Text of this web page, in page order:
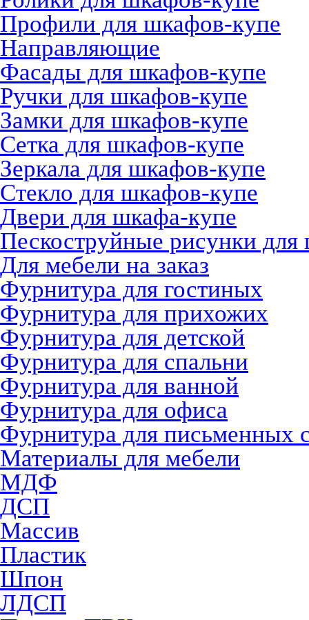
Профили для шкафов-купе
Направляющие
Фасады для шкафов-купе
Ручки для шкафов-купе
Замки для шкафов-купе
Сетка для шкафов-купе
Зеркала для шкафов-купе
Стекло для шкафов-купе
Двери для шкафа-купе
Пескоструйные рисунки
Для мебели на заказ
Фурнитура для гостиных
Фурнитура для прихожих
Фурнитура для детской
Фурнитура для спальни
Фурнитура для ванной
Фурнитура для офиса
Фурнитура для письменных
Материалы для мебели
МДФ
ДСП
Массив
Пластик
Шпон
ЛДСП